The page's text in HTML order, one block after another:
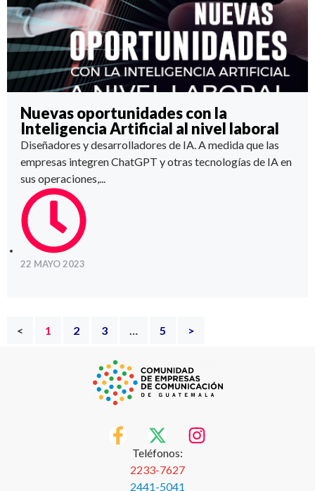
Nuevas oportunidades con la
Inteligencia Artificial al nivel laboral
Diseñadores y desarrolladores de IA. A medida que las
empresas integren ChatGPT y otras tecnologías de IA en
sus operaciones,...
22 MAYO 2023
< 1 2 3 … 5 >
Teléfonos:
2233-7627
2441-5041